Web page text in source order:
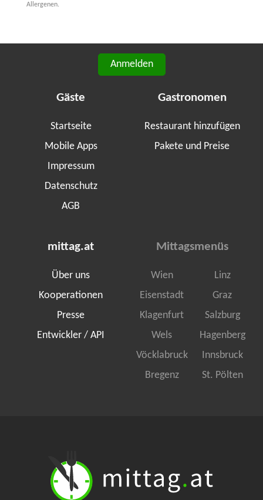
Allergenen.
Anmelden
Gäste
Startseite
Mobile Apps
Impressum
Datenschutz
AGB
Gastronomen
Restaurant hinzufügen
Pakete und Preise
mittag.at
Über uns
Kooperationen
Presse
Entwickler / API
Mittagsmenüs
Wien
Linz
Eisenstadt
Graz
Klagenfurt
Salzburg
Wels
Hagenberg
Vöcklabruck
Innsbruck
Bregenz
St. Pölten